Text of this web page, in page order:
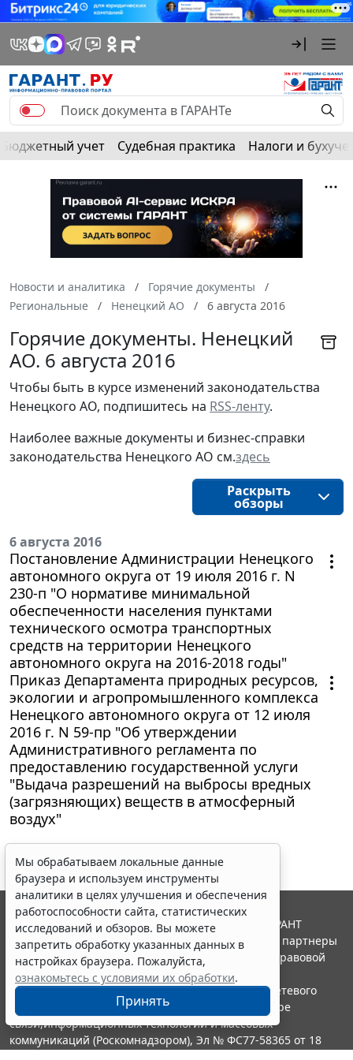
Бюджетный учет Судебная практика Налоги и
Новости и аналитика
Горячие документы
Региональные
Ненецкий АО 6 августа 2016
Горячие документы. Ненецкий
АО. 6 августа 2016
Чтобы быть в курсе изменений законодательства
Ненецкого АО, подпишитесь на RSS-ленту.
Наиболее важные документы и бизнес-справки
законодательства Ненецкого АО см.здесь
Раскрыть
обзоры
6 августа 2016
Постановление Администрации Ненецкого
автономного округа от 19 июля 2016 г. N
230-п "О нормативе минимальной
обеспеченности населения пунктами
технического осмотра транспортных
средств на территории Ненецкого
автономного округа на 2016-2018 годы"
Приказ Департамента природных ресурсов,
экологии и агропромышленного комплекса
Ненецкого автономного округа от 12 июля
2016 г. N 59-пр "Об утверждении
Административного регламента по
предоставлению государственной услуги
"Выдача разрешений на выбросы вредных
(загрязняющих) веществ в атмосферный
воздух"
Мы обрабатываем локальные данные
браузера и используем инструменты
аналитики в целях улучшения и обеспечения
работоспособности сайта, статистических
исследований и обзоров. Вы можете
запретить обработку указанных данных в
настройках браузера. Пожалуйста,
ознакомьтесь с условиями их обработки.
Принять
© ООО "НПП "ГАРАНТ-СЕРВИС", 2026. Система ГАРАНТ
выпускается с 1990 года. Компания "Гарант" и ее партнеры
являются участниками Российской ассоциации правовой
информации ГАРАНТ.
Портал ГАРАНТ.РУ зарегистрирован в качестве сетевого
издания Федеральной службой по надзору в сфере
связи,информационных технологий и массовых
коммуникаций (Роскомнадзором), Эл № ФС77-58365 от 18